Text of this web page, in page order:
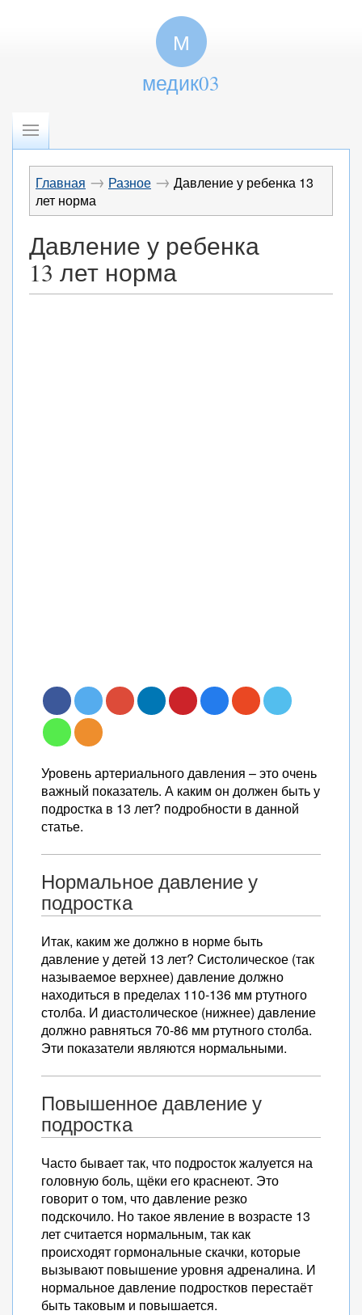
М
медик03
Главная → Разное → Давление у ребенка 13
лет норма
Давление у ребенка
13 лет норма
Уровень артериального давления – это очень
важный показатель. А каким он должен быть у
подростка в 13 лет? подробности в данной
статье.
Нормальное давление у
подростка
Итак, каким же должно в норме быть
давление у детей 13 лет? Систолическое (так
называемое верхнее) давление должно
находиться в пределах 110-136 мм ртутного
столба. И диастолическое (нижнее) давление
должно равняться 70-86 мм ртутного столба.
Эти показатели являются нормальными.
Повышенное давление у
подростка
Часто бывает так, что подросток жалуется на
головную боль, щёки его краснеют. Это
говорит о том, что давление резко
подскочило. Но такое явление в возрасте 13
лет считается нормальным, так как
происходят гормональные скачки, которые
вызывают повышение уровня адреналина. И
нормальное давление подростков перестаёт
быть таковым и повышается.